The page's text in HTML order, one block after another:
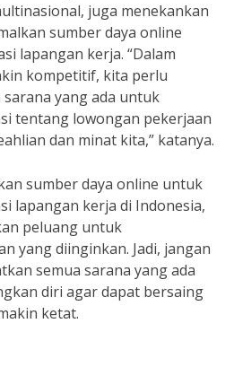
juga menekankan
sumber daya online
lapangan kerja. “Dalam
kompetitif, kita perlu
yang ada untuk
tentang lowongan pekerjaan
dan minat kita,” katanya.
sumber daya online untuk
lapangan kerja di Indonesia,
peluang untuk
yang diinginkan. Jadi, jangan
semua sarana yang ada
diri agar dapat bersaing
ketat.